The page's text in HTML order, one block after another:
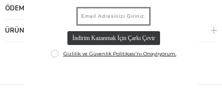
ÖDEME SEÇENEKLERI
ÜRÜN ÖNERILERI